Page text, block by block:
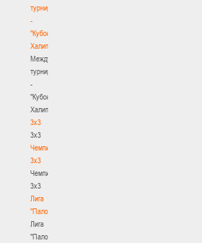
турнир
-
"Кубок
Халипского"
Международный
турнир
-
"Кубок
Халипского"
3x3
3x3
Чемпионат
3х3
Чемпионат
3х3
Лига
"Палова"
Лига
"Палова"